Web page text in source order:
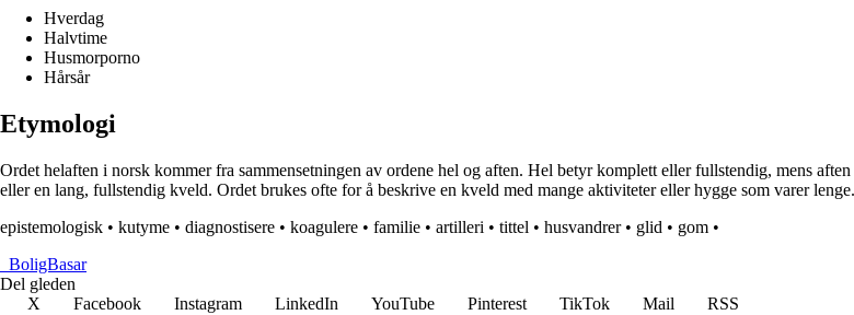
Hverdag
Halvtime
Husmorporno
Hårsår
Etymologi
Ordet helaften i norsk kommer fra sammensetningen av ordene hel og aften. Hel betyr komplett eller fullstendig, mens
eller en lang, fullstendig kveld. Ordet brukes ofte for å beskrive en kveld med mange aktiviteter eller hygge som varer lenge.
epistemologisk • kutyme • diagnostisere • koagulere • familie • artilleri • tittel • husvandrer• glid • gom •
BoligBasar
Del gleden
X
Facebook Instagram LinkedIn YouTube Pinterest TikTok Mail
RSS